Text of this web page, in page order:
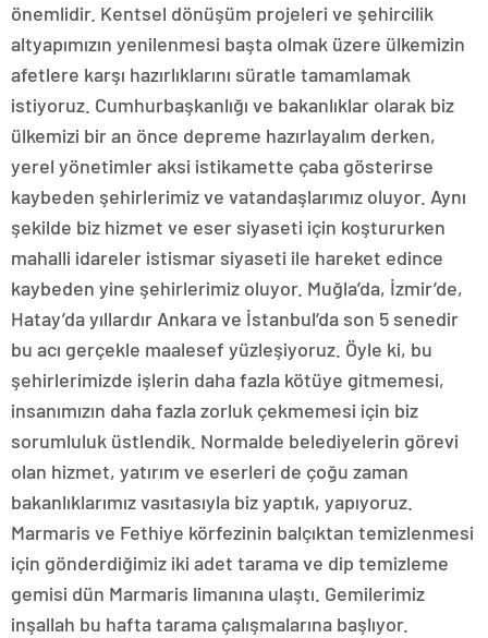
önemlidir. Kentsel dönüşüm projeleri ve şehircilik
altyapımızın yenilenmesi başta olmak üzere ülkemizin
afetlere karşı hazırlıklarını süratle tamamlamak
istiyoruz. Cumhurbaşkanlığı ve bakanlıklar olarak biz
ülkemizi bir an önce depreme hazırlayalım derken,
yerel yönetimler aksi istikamette çaba gösterirse
kaybeden şehirlerimiz ve vatandaşlarımız oluyor. Aynı
şekilde biz hizmet ve eser siyaseti için koştururken
mahalli idareler istismar siyaseti ile hareket edince
kaybeden yine şehirlerimiz oluyor. Muğla’da, İzmir’de,
Hatay’da yıllardır Ankara ve İstanbul’da son 5 senedir
bu acı gerçekle maalesef yüzleşiyoruz. Öyle ki, bu
şehirlerimizde işlerin daha fazla kötüye gitmemesi,
insanımızın daha fazla zorluk çekmemesi için biz
sorumluluk üstlendik. Normalde belediyelerin görevi
olan hizmet, yatırım ve eserleri de çoğu zaman
bakanlıklarımız vasıtasıyla biz yaptık, yapıyoruz.
Marmaris ve Fethiye körfezinin balçıktan temizlenmesi
için gönderdiğimiz iki adet tarama ve dip temizleme
gemisi dün Marmaris limanına ulaştı. Gemilerimiz
inşallah bu hafta tarama çalışmalarına başlıyor.